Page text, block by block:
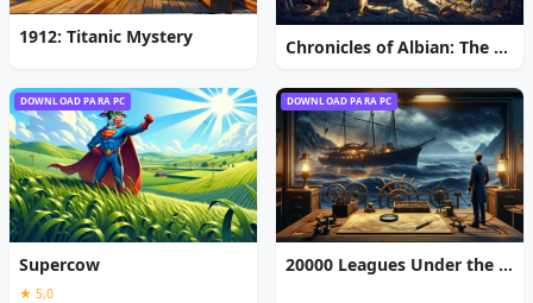
1912: Titanic Mystery Chronicles of Albian: The Magic Convention
DOWNLOAD PARA PC
Supercow
★ 5,0
DOWNLOAD PARA PC
20000 Leagues Under the Sea: Captain Nemo